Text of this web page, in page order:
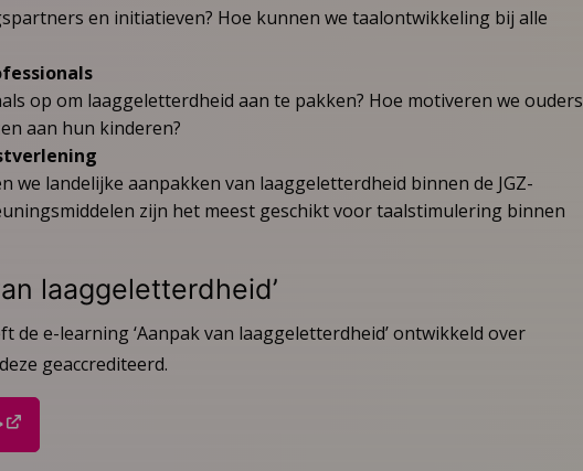
en initiatieven? Hoe kunnen we taalontwikkeling bij alle
op om laaggeletterdheid aan te pakken? Hoe motiveren we ouders
aan hun kinderen?
we landelijke aanpakken van laaggeletterdheid binnen de JGZ-
zijn het meest geschikt voor taalstimulering binnen
laaggeletterdheid’
de e-learning ‘Aanpak van laaggeletterdheid’ ontwikkeld over
geaccrediteerd.